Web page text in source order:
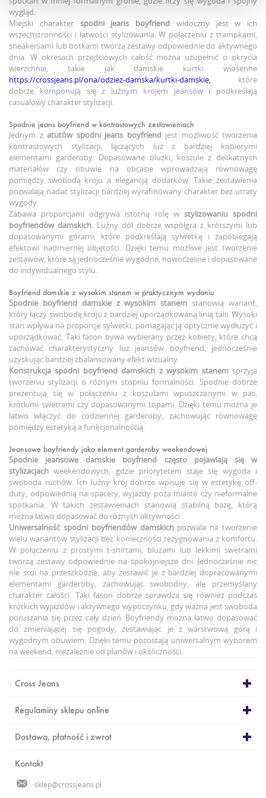
wygląd.
Miejski charakter spodni jeans boyfriend widoczny jest w ich
wszechstronności i łatwości stylizowania. W połączeniu z trampkami,
sneakersami lub botkami tworzą zestawy odpowiednie do aktywnego
dnia. W okresach przejściowych całość można uzupełnić o okrycia
wierzchnie, takie jak damskie kurtki wiosenne
https://crossjeans.pl/ona/odziez-damska/kurtki-damskie, które
dobrze komponują się z luźnym krojem jeansów i podkreślają
casualowy charakter stylizacji.
Spodnie jeans boyfriend w kontrastowych zestawieniach
Jednym z atutów spodni jeans boyfriendjest możliwość tworzenia
kontrastowych stylizacji, łączących luz z bardziej kobiecymi
elementami garderoby. Dopasowane bluzki, koszule z delikatnych
materiałów czy obuwie na obcasie wprowadzają równowagę
pomiędzy swobodą kroju a elegancją dodatków. Takie zestawienia
pozwalają nadać stylizacji bardziej wyrafinowany charakter bez utraty
wygody.
Zabawa proporcjami odgrywa istotną rolę w stylizowaniu spodni
boyfriendów damskich. Luźny dół dobrze współgra z krótszymi lub
dopasowanymi górami, które podkreślają sylwetkę i zapobiegają
efektowi nadmiernej objętości. Dzięki temu możliwe jest tworzenie
zestawów, które są jednocześnie wygodne, nowoczesne i dopasowane
do indywidualnego stylu.
Boyfriend damskie z wysokim stanem w praktycznym wydaniu
Spodnie boyfriend damskie z wysokim stanem stanowią wariant,
który łączy swobodę kroju z bardziej uporządkowaną linią talii. Wysoki
stan wpływa na proporcje sylwetki, pomagając ją optycznie wydłużyć i
uporządkować. Taki fason bywa wybierany przez kobiety, które chcą
zachować charakterystyczny luz jeansów boyfriend, jednocześnie
uzyskując bardziej zbalansowany efekt wizualny.
Konstrukcja spodni boyfriend damskich z wysokim stanemsprzyja
tworzeniu stylizacji o różnym stopniu formalności. Spodnie dobrze
prezentują się w połączeniu z koszulami wpuszczonymi w pas,
krótkimi swetrami czy dopasowanymi topami. Dzięki temu można je
łatwo włączyć do codziennej garderoby, zachowując równowagę
pomiędzy estetyką a funkcjonalnością.
Jeansowe boyfriendy jako element garderoby weekendowej
Spodnie jeansowe damskie boyfriend często pojawiają się
w
stylizacjach weekendowych, gdzie priorytetem staje się wygoda i
swoboda ruchów. Ich luźny krój dobrze wpisuje się w estetykę off-
duty, odpowiednią na spacery, wyjazdy poza miasto czy nieformalne
spotkania. W takich zestawieniach stanowią stabilną bazę, którą
można łatwo dopasować do różnych aktywności.
Uniwersalność spodni boyfriendów damskichpozwala na tworzenie
wielu wariantów stylizacji bez konieczności rezygnowania z komfortu.
W połączeniu z prostymi t-shirtami, bluzami lub lekkimi swetrami
tworzą zestawy odpowiednie na spokojniejsze dni. Jednocześnie nic
nie stoi na przeszkodzie, aby zestawić je z bardziej dopracowanymi
elementami garderoby, zachowując swobodny, ale przemyślany
charakter całości. Taki fason dobrze sprawdza się również podczas
krótkich wyjazdów i aktywnego wypoczynku, gdy ważna jest swoboda
poruszania się przez cały dzień. Boyfriendy można łatwo dopasować
do zmieniającej się pogody, zestawiając je z warstwową górą i
wygodnym obuwiem. Dzięki temu pozostają uniwersalnym wyborem
na weekend, niezależnie od planów i okoliczności.
Cross Jeans
Regulaminy sklepu online
Dostawa, płatność i zwrot
Kontakt
sklep@crossjeans.pl